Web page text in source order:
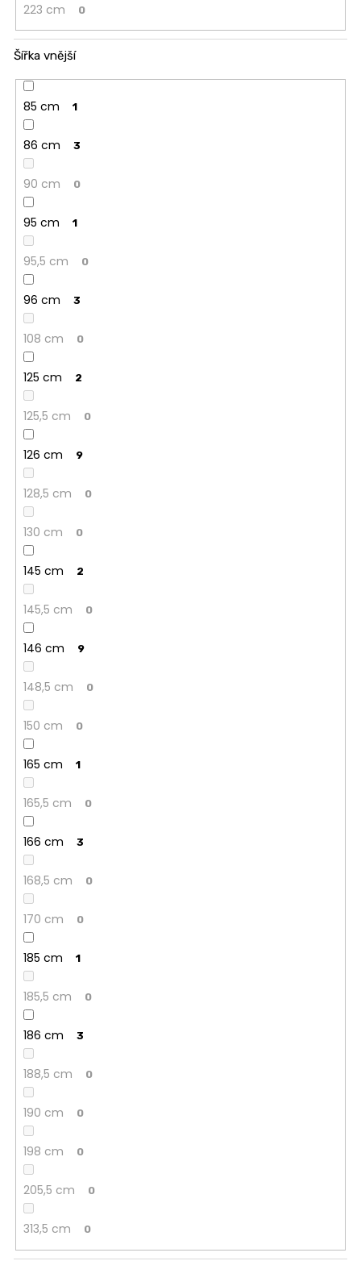
223 cm 0
Šířka vnější
85 cm 1
86 cm 3
90 cm 0
95 cm 1
95,5 cm 0
96 cm 3
108 cm 0
125 cm 2
125,5 cm 0
126 cm 9
128,5 cm 0
130 cm 0
145 cm 2
145,5 cm 0
146 cm 9
148,5 cm 0
150 cm 0
165 cm 1
165,5 cm 0
166 cm 3
168,5 cm 0
170 cm 0
185 cm 1
185,5 cm 0
186 cm 3
188,5 cm 0
190 cm 0
198 cm 0
205,5 cm 0
313,5 cm 0